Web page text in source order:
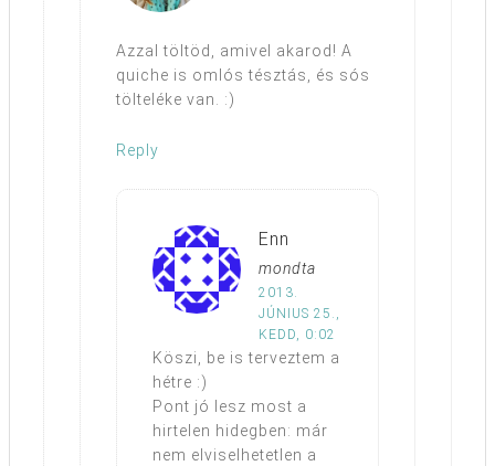
Azzal töltöd, amivel akarod! A
quiche is omlós tésztás, és sós
tölteléke van. :)
Reply
Enn
mondta
2013.
JÚNIUS 25.,
KEDD, 0:02
Köszi, be is terveztem a
hétre :)
Pont jó lesz most a
hirtelen hidegben: már
nem elviselhetetlen a